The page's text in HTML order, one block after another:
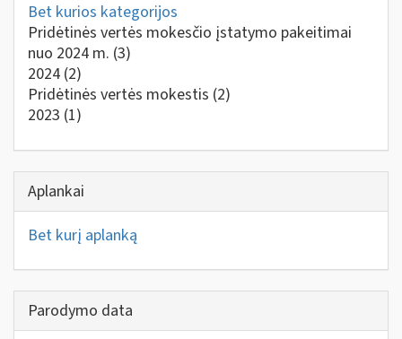
Bet kurios kategorijos
Pridėtinės vertės mokesčio įstatymo pakeitimai
nuo 2024 m. (3)
2024 (2)
Pridėtinės vertės mokestis (2)
2023 (1)
Aplankai
Bet kurį aplanką
Parodymo data